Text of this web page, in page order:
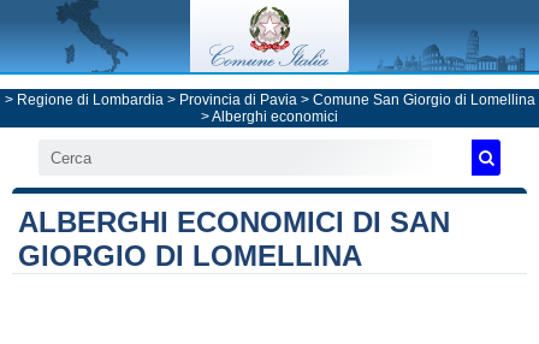
> Regione di Lombardia> Provincia di Pavia> Comune San Giorgio di Lomellina
> Alberghi economici
ALBERGHI ECONOMICI DI SAN
GIORGIO DI LOMELLINA